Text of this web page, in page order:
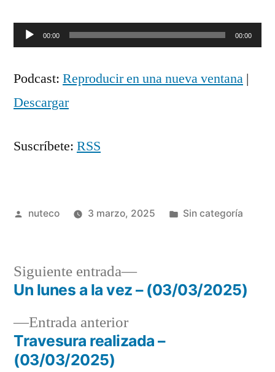
Reproductor
audio
00:00 00:00
Podcast: Reproducir en una nueva ventana |
Descargar
Suscríbete: RSS
Publicada
nuteco 3 marzo, 2025
Publicada
Sin categoría
Navegación
de
entradas
Entrada anteriorEntrada
anterior:
Travesura realizada –
(03/03/2025)
Siguiente entrada
Siguiente
entrada:
Un lunes a la vez – (03/03/2025)